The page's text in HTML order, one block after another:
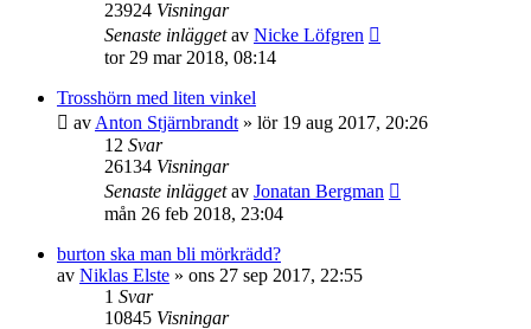
23924 Visningar
Senaste inläggetav Nicke Löfgren
tor 29 mar 2018, 08:14
Trosshörn med liten vinkel
av Anton Stjärnbrandt » lör 19 aug 2017, 20:26
12 Svar
26134 Visningar
Senaste inläggetav Jonatan Bergman
mån 26 feb 2018, 23:04
burton ska man bli mörkrädd?
av Niklas Elste » ons 27 sep 2017, 22:55
1 Svar
10845 Visningar